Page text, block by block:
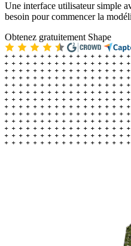
Une interface utilisateur simple
besoin pour commencer la
Obtenez gratuitement Shape